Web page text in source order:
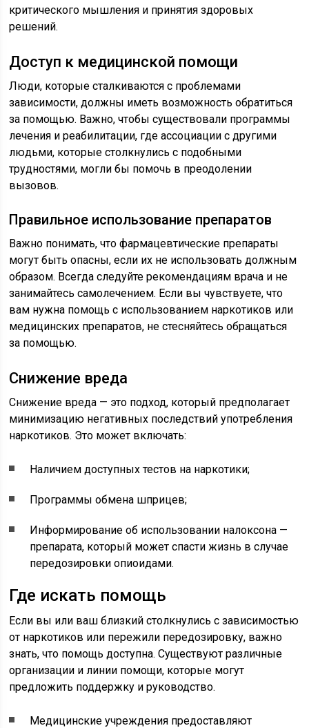
критического мышления и принятия здоровых
решений.
Доступ к медицинской помощи
Люди, которые сталкиваются с проблемами
зависимости, должны иметь возможность обратиться
за помощью. Важно, чтобы существовали программы
лечения и реабилитации, где ассоциации с другими
людьми, которые столкнулись с подобными
трудностями, могли бы помочь в преодолении
вызовов.
Правильное использование препаратов
Важно понимать, что фармацевтические препараты
могут быть опасны, если их не использовать должным
образом. Всегда следуйте рекомендациям врача и не
занимайтесь самолечением. Если вы чувствуете, что
вам нужна помощь с использованием наркотиков или
медицинских препаратов, не стесняйтесь обращаться
за помощью.
Снижение вреда
Снижение вреда — это подход, который предполагает
минимизацию негативных последствий употребления
наркотиков. Это может включать:
Наличием доступных тестов на наркотики;
Программы обмена шприцев;
Информирование об использовании налоксона —
препарата, который может спасти жизнь в случае
передозировки опиоидами.
Где искать помощь
Если вы или ваш близкий столкнулись с зависимостью
от наркотиков или пережили передозировку, важно
знать, что помощь доступна. Существуют различные
организации и линии помощи, которые могут
предложить поддержку и руководство.
Медицинские учреждения предоставляют